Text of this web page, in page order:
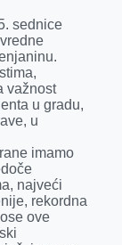
sednice
važnost
u gradu,
u
imamo
najveći
rekordna
ove